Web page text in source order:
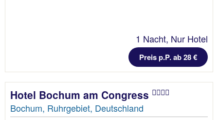
1 Nacht, Nur Hotel
Preis p.P. ab 28 €
Hotel Bochum am Congress
Bochum, Ruhrgebiet, Deutschland